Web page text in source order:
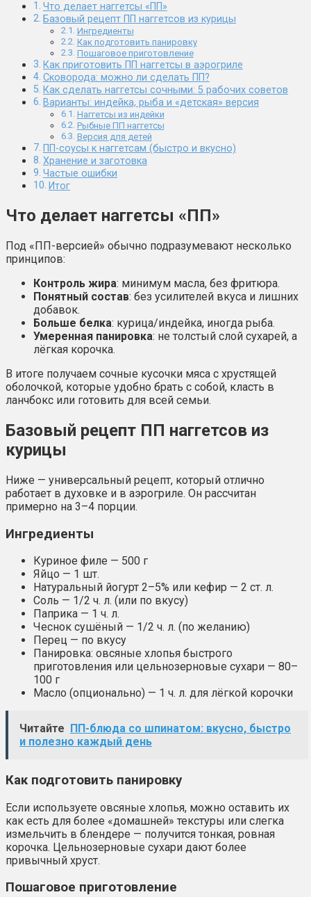
Что делает наггетсы «ПП»
Базовый рецепт ПП наггетсов из курицы
Ингредиенты
Как подготовить панировку
Пошаговое приготовление
Как приготовить ПП наггетсы в аэрогриле
Сковорода: можно ли сделать ПП?
Как сделать наггетсы сочными: 5 рабочих советов
Варианты: индейка, рыба и «детская» версия
Наггетсы из индейки
Рыбные ПП наггетсы
Версия для детей
ПП-соусы к наггетсам (быстро и вкусно)
Хранение и заготовка
Частые ошибки
Итог
Что делает наггетсы «ПП»
Под «ПП-версией» обычно подразумевают несколько
принципов:
Контроль жира: минимум масла, без фритюра.
Понятный состав: без усилителей вкуса и лишних
добавок.
Больше белка: курица/индейка, иногда рыба.
Умеренная панировка: не толстый слой сухарей, а
лёгкая корочка.
В итоге получаем сочные кусочки мяса с хрустящей
оболочкой, которые удобно брать с собой, класть в
ланчбокс или готовить для всей семьи.
Базовый рецепт ПП наггетсов из
курицы
Ниже — универсальный рецепт, который отлично
работает в духовке и в аэрогриле. Он рассчитан
примерно на 3–4 порции.
Ингредиенты
Куриное филе — 500 г
Яйцо — 1 шт.
Натуральный йогурт 2–5% или кефир — 2 ст. л.
Соль — 1/2 ч. л. (или по вкусу)
Паприка — 1 ч. л.
Чеснок сушёный — 1/2 ч. л. (по желанию)
Перец — по вкусу
Панировка: овсяные хлопья быстрого
приготовления или цельнозерновые сухари — 80–
100 г
Масло (опционально) — 1 ч. л. для лёгкой корочки
Читайте
ПП-блюда со шпинатом: вкусно, быстро
и полезно каждый день
Как подготовить панировку
Если используете овсяные хлопья, можно оставить их
как есть для более «домашней» текстуры или слегка
измельчить в блендере — получится тонкая, ровная
корочка. Цельнозерновые сухари дают более
привычный хруст.
Пошаговое приготовление